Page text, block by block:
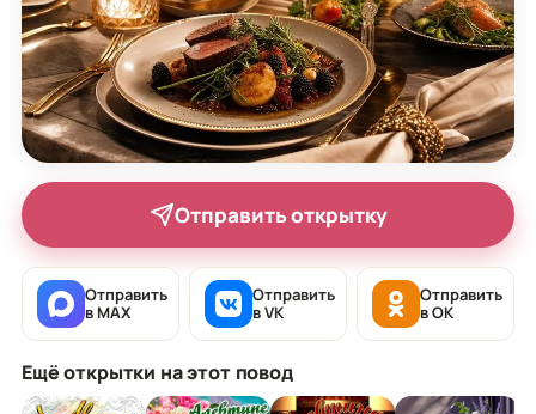
Отправить открытку
Отправить
в MAX
Отправить
в VK
Отправить
в OK
Ещё открытки на этот повод